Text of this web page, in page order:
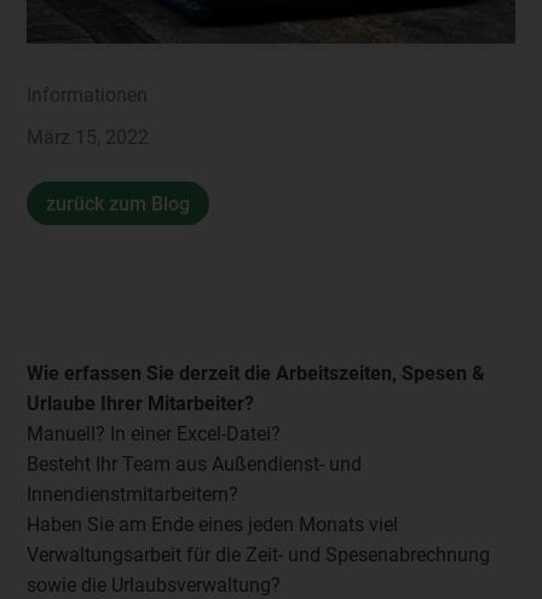
Informationen
März 15, 2022
zurück zum Blog
Wie erfassen Sie derzeit die Arbeitszeiten, Spesen &
Urlaube Ihrer Mitarbeiter?
Manuell? In einer Excel-Datei?
Besteht Ihr Team aus Außendienst- und
Innendienstmitarbeitern?
Haben Sie am Ende eines jeden Monats viel
Verwaltungsarbeit für die Zeit- und Spesenabrechnung
sowie die Urlaubsverwaltung?